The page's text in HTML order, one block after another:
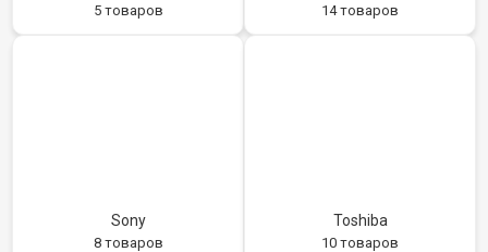
5 товаров 14 товаров
Sony
8 товаров
Toshiba
10 товаров